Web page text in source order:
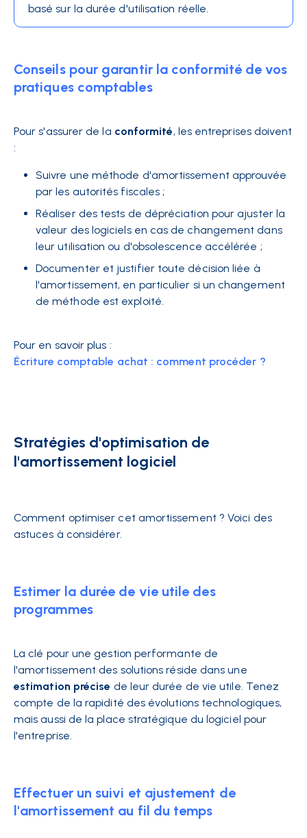
basé sur la durée d'utilisation réelle.
Conseils pour garantir la conformité de vos
pratiques comptables
Pour s'assurer de la conformité, les entreprises doivent
:
Suivre une méthode d'amortissement approuvée
par les autorités fiscales ;
Réaliser des tests de dépréciation pour ajuster la
valeur des logiciels en cas de changement dans
leur utilisation ou d'obsolescence accélérée ;
Documenter et justifier toute décision liée à
l'amortissement, en particulier si un changement
de méthode est exploité.
Pour en savoir plus :
Écriture comptable achat : comment procéder ?
Stratégies d'optimisation de
l'amortissement logiciel
Comment optimiser cet amortissement ? Voici des
astuces à considérer.
Estimer la durée de vie utile des
programmes
La clé pour une gestion performante de
l'amortissement des solutions réside dans une
estimation précise de leur durée de vie utile. Tenez
compte de la rapidité des évolutions technologiques,
mais aussi de la place stratégique du logiciel pour
l'entreprise.
Effectuer un suivi et ajustement de
l'amortissement au fil du temps